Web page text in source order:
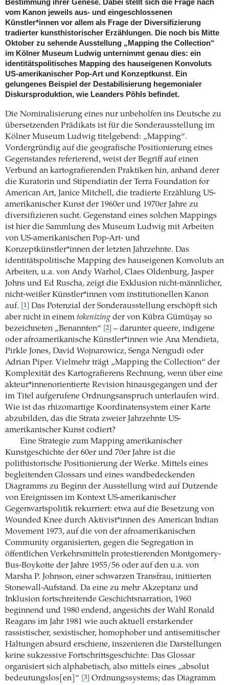
Bestimmung ihrer Genese. Dabei stellt sich die Frage nach
vom Kanon jeweils aus- und eingeschlossenen
Künstler*innen vor allem als Frage der Diversifizierung
tradierter kunsthistorischer Erzählungen. Die noch bis Mitte
Oktober zu sehende Ausstellung „Mapping the Collection“
im Kölner Museum Ludwig unternimmt genau dies: ein
identitätspolitisches Mapping des hauseigenen Konvoluts
US-amerikanischer Pop-Art und Konzeptkunst. Ein
gelungenes Beispiel der Destabilisierung hegemonialer
Diskursproduktion, wie Leanders Pöhls befindet.
Die Nominalisierung eines nur unbeholfen ins Deutsche zu
übersetzenden Prädikats ist für die Sonderausstellung im
Kölner Museum Ludwig titelgebend: „Mapping“.
Vordergründig auf die geografische Positionierung eines
Gegenstandes referierend, weist der Begriff auf einen
Verbund an kartografierenden Praktiken hin, anhand derer
die Kuratorin und Stipendiatin der Terra Foundation for
American Art, Janice Mitchell, die tradierte Erzählung US-
amerikanischer Kunst der 1960er und 1970er Jahre zu
diversifizieren sucht. Gegenstand eines solchen Mappings
ist hier die Sammlung des Museum Ludwig mit Arbeiten
von US-amerikanischen Pop-Art- und
Konzeptkünstler*innen der letzten Jahrzehnte. Das
identitätspolitische Mapping des hauseigenen Konvoluts an
Arbeiten, u.a. von Andy Warhol, Claes Oldenburg, Jasper
Johns und Ed Ruscha, zeigt die Exklusion nicht-männlicher,
nicht-weißer Künstler*innen vom institutionellen Kanon
auf.
[1]
Das Potenzial der Sonderausstellung erschöpft sich
aber nicht in einem tokenizing der von Kübra Gümüşay so
bezeichneten „Benannten“
[2]
– darunter queere, indigene
oder afroamerikanische Künstler*innen wie Ana Mendieta,
Pirkle Jones, David Wojnarowicz, Senga Nengudi oder
Adrian Piper. Vielmehr trägt „Mapping the Collection“ der
Komplexität des Kartografierens Rechnung, wenn über eine
akteur*innenorientierte Revision hinausgegangen und der
im Titel aufgerufene Ordnungsanspruch unterlaufen wird.
Wie ist das rhizomartige Koordinatensystem einer Karte
abzubilden, das die Strata zweier Jahrzehnte US-
amerikanischer Kunst codiert?
Eine Strategie zum Mapping amerikanischer
Kunstgeschichte der 60er und 70er Jahre ist die
polithistorische Positionierung der Werke. Mittels eines
begleitenden Glossars und eines wandbedeckenden
Diagramms zu Beginn der Ausstellung wird auf Dutzende
von Ereignissen im Kontext US-amerikanischer
Gegenwartspolitik rekurriert: etwa auf die Besetzung von
Wounded Knee durch Aktivist*innen des American Indian
Movement 1973, auf die von der afroamerikanischen
Community organisierten, gegen die Segregation in
öffentlichen Verkehrsmitteln protestierenden Montgomery-
Bus-Boykotte der Jahre 1955/56 oder auf den u.a. von
Marsha P. Johnson, einer schwarzen Transfrau, initiierten
Stonewall-Aufstand. Da eine zu mehr Akzeptanz und
Inklusion fortschreitende Geschichtsnarration, 1960
beginnend und 1980 endend, angesichts der Wahl Ronald
Reagans im Jahr 1981 wie auch aktuell erstarkender
rassistischer, sexistischer, homophober und antisemitischer
Haltungen absurd erschiene, inszenieren die Darstellungen
keine sukzessive Fortschrittsgeschichte: Das Glossar
organisiert sich alphabetisch, also mittels eines „absolut
bedeutungslos[en]“
[3]
Ordnungssystems; das Diagramm